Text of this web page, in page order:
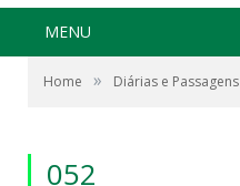
MENU
Home » Diárias e Passagens
052